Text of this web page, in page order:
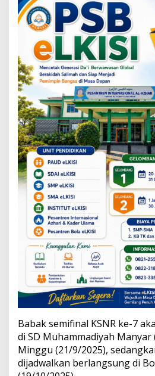
e
r
s
a
n
g
d
i
A
j
a
n
g
a
Babak semifinal KSNR ke-7
di SD Muhammadiyah Manyar
Minggu (21/9/2025),
dijadwalkan berlangsung di